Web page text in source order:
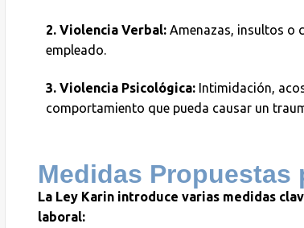
2. Violencia Verbal: Amenazas, insultos o
empleado.
3. Violencia Psicológica: Intimidación,
comportamiento que pueda causar un
Medidas Propuestas
La Ley Karin introduce varias medidas
laboral: